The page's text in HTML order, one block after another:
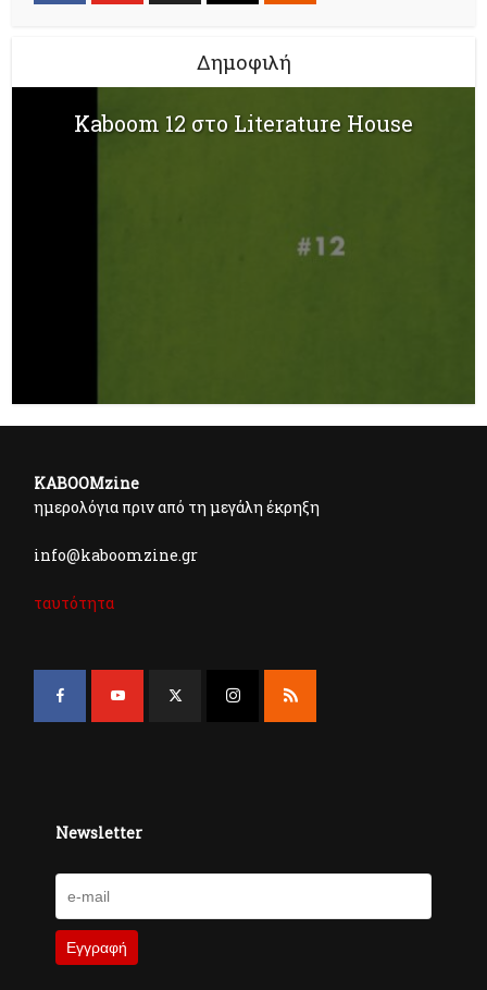
Δημοφιλή
Kaboom 12 στο Literature House
KABOOMzine
ημερολόγια πριν από τη μεγάλη έκρηξη
info@kaboomzine.gr
ταυτότητα
Newsletter